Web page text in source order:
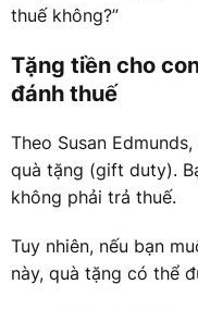
thuế không?”
Tặng tiền cho
đánh thuế
Theo Susan
quà tặng (gift duty).
không phải trả thuế.
Tuy nhiên, nếu bạn
này, quà tặng có thể